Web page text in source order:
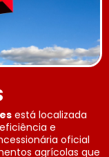
está localizada
e
oficial
agrícolas que